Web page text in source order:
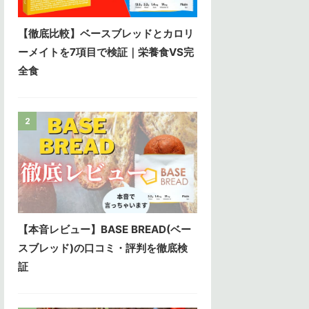
【徹底比較】ベースブレッドとカロリ
ーメイトを7項目で検証｜栄養食VS完
全食
2
【本音レビュー】BASE BREAD(ベー
スブレッド)の口コミ・評判を徹底検
証